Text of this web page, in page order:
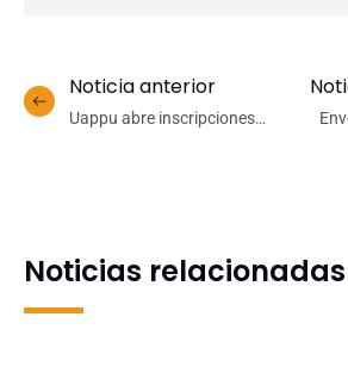
Noticia anterior
Uappu abre inscripciones
Noticias relacionadas